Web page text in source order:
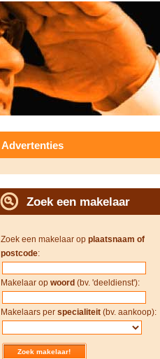
Advertenties
Zoek een makelaar
Zoek een makelaar op plaatsnaam of
postcode:
Makelaar op woord (bv. 'deeldienst'):
Makelaars per specialiteit(bv. aankoop):